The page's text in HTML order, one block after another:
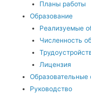
Планы работы
Образование
Реализуемые
Численность
Лицензия
Образовательные
Руководство